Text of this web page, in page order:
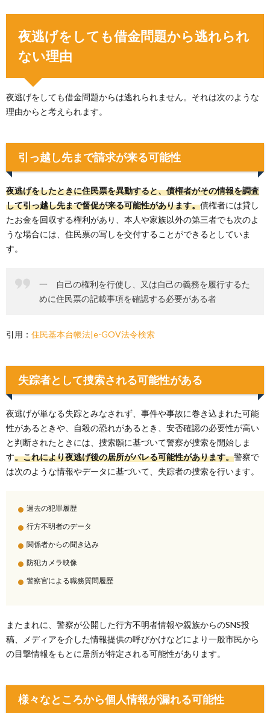
夜逃げをしても借金問題から逃れられ
ない理由
夜逃げをしても借金問題からは逃れられません。それは次のような
理由からと考えられます。
引っ越し先まで請求が来る可能性
夜逃げをしたときに住民票を異動すると、債権者がその情報を調査
して引っ越し先まで督促が来る可能性があります。債権者には貸し
たお金を回収する権利があり、本人や家族以外の第三者でも次のよ
うな場合には、住民票の写しを交付することができるとしていま
す。
一 自己の権利を行使し、又は自己の義務を履行するた
めに住民票の記載事項を確認する必要がある者
引用： 住民基本台帳法|e-GOV法令検索
失踪者として捜索される可能性がある
夜逃げが単なる失踪とみなされず、事件や事故に巻き込まれた可能
性があるときや、自殺の恐れがあるとき、安否確認の必要性が高い
と判断されたときには、捜索願に基づいて警察が捜索を開始しま
す。これにより夜逃げ後の居所がバレる可能性があります。警察で
は次のような情報やデータに基づいて、失踪者の捜索を行います。
過去の犯罪履歴
行方不明者のデータ
関係者からの聞き込み
防犯カメラ映像
警察官による職務質問履歴
またまれに、警察が公開した行方不明者情報や親族からのSNS投
稿、メディアを介した情報提供の呼びかけなどにより一般市民から
の目撃情報をもとに居所が特定される可能性があります。
様々なところから個人情報が漏れる可能性